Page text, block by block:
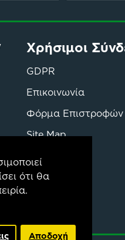
ότι θα
Αποδοχή
Χρήσιμοι
GDPR
Επικοινωνία
Φόρμα Επιστροφών
Site Map
Μάρκες